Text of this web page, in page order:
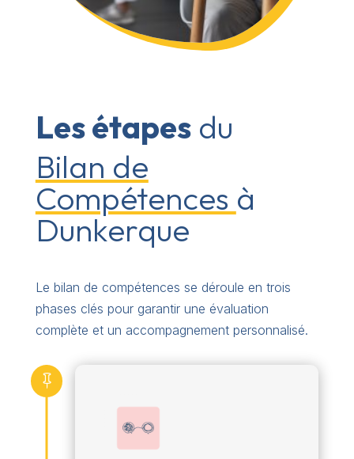
Les étapesdu
Bilan de
Compétences à
Dunkerque
Le bilan de compétences se déroule en trois
phases clés pour garantir une évaluation
complète et un accompagnement personnalisé.
